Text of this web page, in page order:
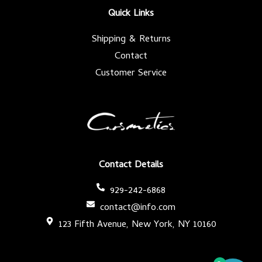
Contact Details
929-242-6868
contact@info.com
123 Fifth Avenue, New York, NY 10160
Quick Links
Shipping & Returns
Contact
Customer Service